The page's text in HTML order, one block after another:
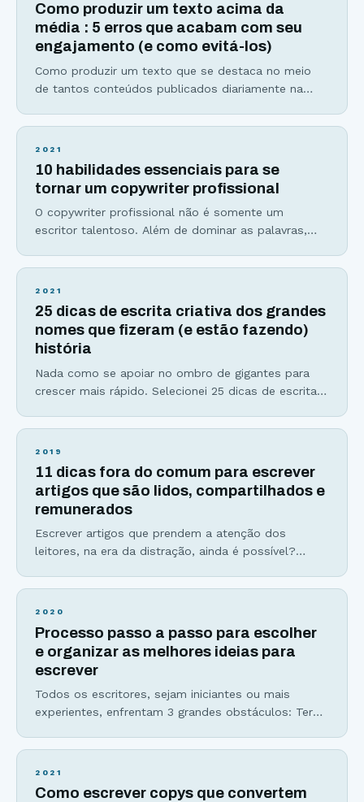
milionárias dos filmes da Marvel, a audiência
gigantesca de serviços de streamig
Como produzir um texto acima da
média : 5 erros que acabam com seu
engajamento (e como evitá-los)
Como produzir um texto que se destaca no meio
de tantos conteúdos publicados diariamente na
de alta qualidade. Mas, para conseguir esse feito,
desejo. O ideal é conseguir fazer as
2021
10 habilidades essenciais para se
tornar um copywriter profissional
O copywriter profissional não é somente um
escritor talentoso. Além de dominar as palavras,
verdadeiras por trás da decisão de compra como
redes sociais, em mecanismos de busca e até
escreve scripts de
2021
25 dicas de escrita criativa dos grandes
nomes que fizeram (e estão fazendo)
história
Nada como se apoiar no ombro de gigantes para
crescer mais rápido. Selecionei 25 dicas de escrita
copywriters mundialmente conhecidos para você se
mesmo papel – George Orwell Usar palavras
2019
11 dicas fora do comum para escrever
artigos que são lidos, compartilhados e
remunerados
Escrever artigos que prendem a atenção dos
leitores, na era da distração, ainda é possível?
leem mais. Talvez você acredite que a internet é
foram as mídias: texto, audio,
2020
Processo passo a passo para escolher
e organizar as melhores ideias para
escrever
Todos os escritores, sejam iniciantes ou mais
experientes, enfrentam 3 grandes obstáculos: Ter
procrastinação para começar seu texto; Dúvidas na
2021
Como escrever copys que convertem